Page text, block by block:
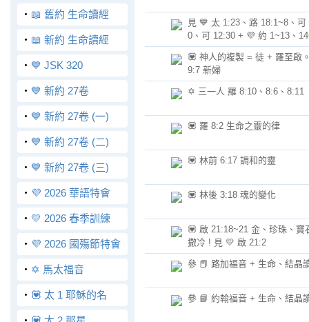
‧ 📖 舊約 生命讀經
‧ 📖 新約 生命讀經
‧ 💙 JSK 320
‧ 💙 新約 27卷
‧ 💙 新約 27卷 (一)
‧ 💙 新約 27卷 (二)
‧ 💙 新約 27卷 (三)
‧ 💜 2026 華語特會
‧ 💛 2026 春季訓練
‧ 💜 2026 國殤節特會
‧ ✡️ 馬太福音
‧ 💟 太 1 耶穌的名
見 💙 太 1:23、路 18:1~8、可
0、可 12:30 + 💜 約 1~13、
💟 神人的複製 = 徒 + 羅至啟
9:7 新婦
✡️ 三一人 羅 8:10、8:6、8:11
💟 羅 8:2 生命之靈的律
💟 林前 6:17 調和的靈
💟 林後 3:18 魂的變化
💟 啟 21:18~21 金、珍珠、寶
撒冷 ! 見 💛 啟 21:2
參 📕 路加福音 + 生命、結晶
參 📘 約翰福音 + 生命、結晶